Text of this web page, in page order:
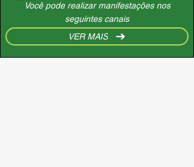
Você pode realizar manifestações nos
seguintes canais
VER MAIS